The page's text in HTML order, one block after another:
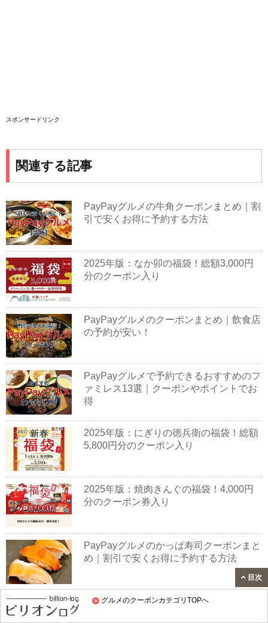
グルメのクーポンカテゴリTOPへ
スポンサードリンク
関連する記事
PayPayグルメの牛角クーポンまとめ｜割
引で安くお得に予約する方法
2025年版：なか卯の福袋！総額3,000円
分のクーポン入り
PayPayグルメのクーポンまとめ｜飲食店
の予約が安い！
PayPayグルメで予約できるおすすめのフ
ァミレス13選｜クーポンやポイントでお
得
2025年版：にぎりの徳兵衛の福袋！総額
5,800円分のクーポン入り
2025年版：焼肉きんぐの福袋！4,000円
分のクーポン券入り
PayPayグルメのかっぱ寿司クーポンまと
め｜割引で安くお得に予約する方法
【2024年】梅の花をクーポンや割引で安
目次